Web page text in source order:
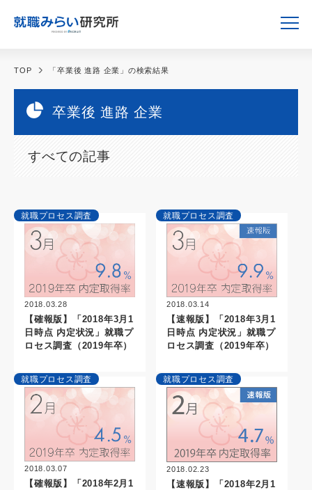
TOP 「卒業後 進路 企業」の検索結果
卒業後 進路 企業
すべての記事
就職プロセス調査
2018.03.28
【確報版】「2018年3月1
日時点 内定状況」就職プ
ロセス調査（2019年卒）
就職プロセス調査
2018.03.14
【速報版】「2018年3月1
日時点 内定状況」就職プ
ロセス調査（2019年卒）
就職プロセス調査
2018.03.07
【確報版】「2018年2月1
就職プロセス調査
2018.02.23
【速報版】「2018年2月1